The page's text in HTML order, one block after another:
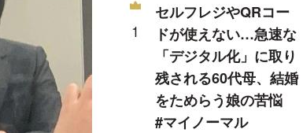
セルフレジやQRコー
ドが使えない…急速な
「デジタル化」に取り
残される60代母、結婚
をためらう娘の苦悩
#マイノーマル